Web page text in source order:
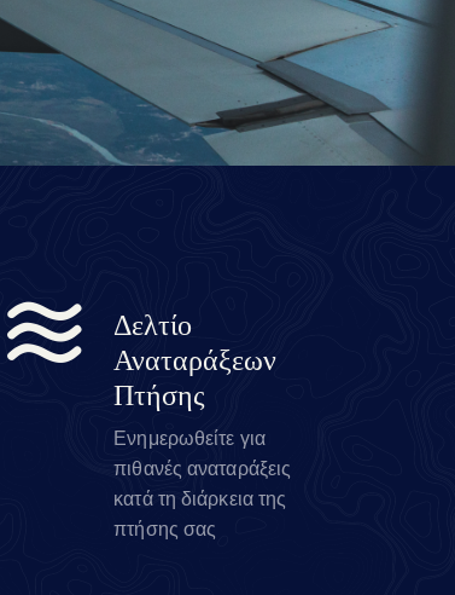
Δελτίο
Αναταράξεων
Πτήσης
Ενημερωθείτε για
πιθανές αναταράξεις
κατά τη διάρκεια της
πτήσης σας